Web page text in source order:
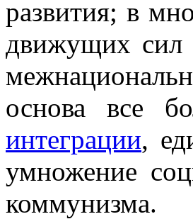
развития; в
движущих сил
основа все
интеграции,
умножение
коммунизма.